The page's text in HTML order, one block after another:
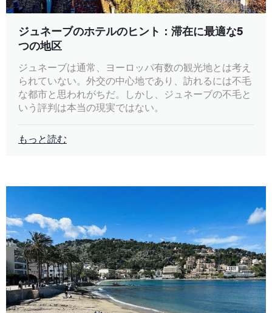
ジュネーブのホテルのヒント：滞在に最適な5
つの地区
ジュネーブは通常、ヨーロッパ有数の観光地とは考え
られていない。外交の中心地であり、訪れるには不毛
な都市と思われがちだ。しかし、ジュネーブの不毛と
いう評判は本当の現実ではない。
もっと読む